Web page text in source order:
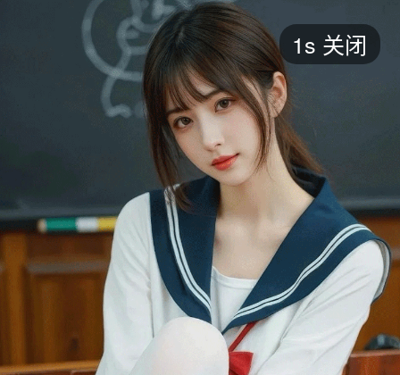
短剧
最热 添加 评分
都市 甜宠 逆袭 玄幻
2025 2024 2023 2022
全部 大陆 香港 台湾 美国 韩国 日本
1s 关闭